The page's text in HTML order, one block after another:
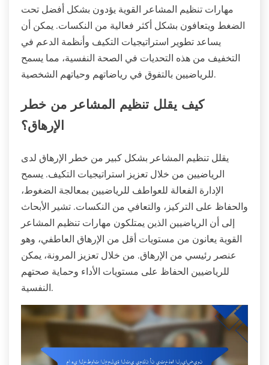
مهارات تنظيم المشاعر القوية يؤدون بشكل أفضل تحت
الضغط ويتعافون بشكل أكثر فعالية من النكسات. يمكن أن
يساعد تطوير استراتيجيات التكيف وأنظمة الدعم في
التخفيف من هذه التحديات في الصحة النفسية، مما يسمح
للرياضيين بالتفوق في رياضاتهم وحياتهم الشخصية.
كيف يقلل تنظيم المشاعر من خطر
الإرهاق؟
يقلل تنظيم المشاعر بشكل كبير من خطر الإرهاق لدى
الرياضيين من خلال تعزيز استراتيجيات التكيف. يسمح
الإدارة الفعالة للعواطف للرياضيين بمعالجة الضغوط،
والحفاظ على التركيز، والتعافي من النكسات. تشير الأبحاث
إلى أن الرياضيين الذين يمتلكون مهارات تنظيم المشاعر
القوية يعانون من مستويات أقل من الإرهاق العاطفي، وهو
عنصر رئيسي من الإرهاق. من خلال تعزيز المرونة، يمكن
للرياضيين الحفاظ على مستويات الأداء وحماية صحتهم
النفسية.